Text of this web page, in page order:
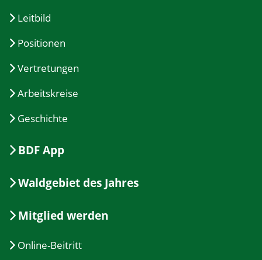
Leitbild
Positionen
Vertretungen
Arbeitskreise
Geschichte
BDF App
Waldgebiet des Jahres
Mitglied werden
Online-Beitritt